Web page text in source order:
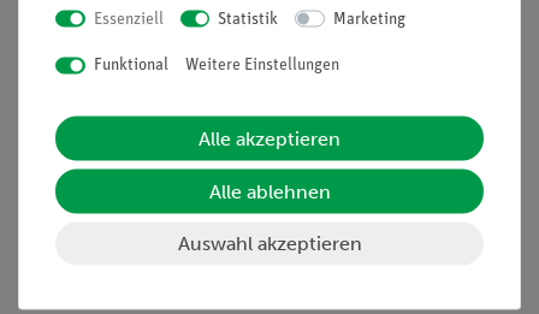
Nach oben
Informationen
Unternehmen
Service
Übersicht Service
Essenziell Statistik Marketing
Funktional Weitere Einstellungen
Alle akzeptieren
Alle ablehnen
Auswahl akzeptieren